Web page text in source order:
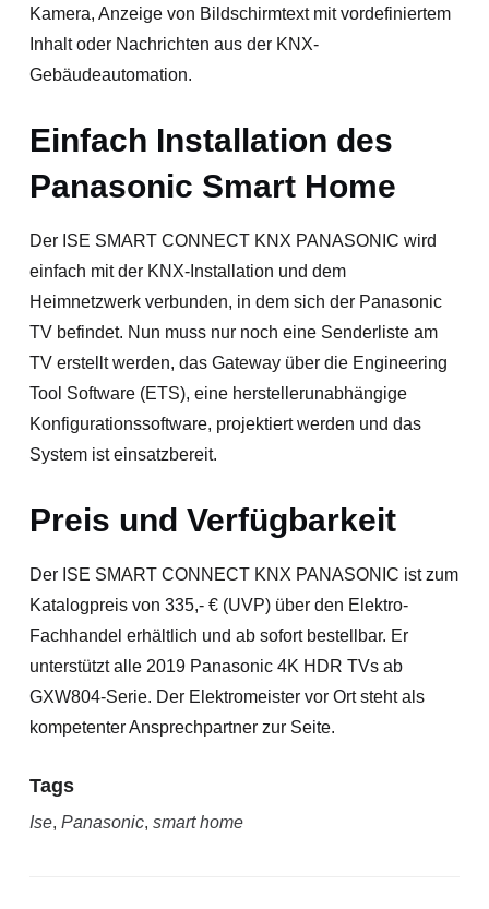
Kamera, Anzeige von Bildschirmtext mit vordefiniertem
Inhalt oder Nachrichten aus der KNX-
Gebäudeautomation.
Einfach Installation des
Panasonic Smart Home
Der ISE SMART CONNECT KNX PANASONIC wird
einfach mit der KNX-Installation und dem
Heimnetzwerk verbunden, in dem sich der Panasonic
TV befindet. Nun muss nur noch eine Senderliste am
TV erstellt werden, das Gateway über die Engineering
Tool Software (ETS), eine herstellerunabhängige
Konfigurationssoftware, projektiert werden und das
System ist einsatzbereit.
Preis und Verfügbarkeit
Der ISE SMART CONNECT KNX PANASONIC ist zum
Katalogpreis von 335,- € (UVP) über den Elektro-
Fachhandel erhältlich und ab sofort bestellbar. Er
unterstützt alle 2019 Panasonic 4K HDR TVs ab
GXW804-Serie. Der Elektromeister vor Ort steht als
kompetenter Ansprechpartner zur Seite.
Tags
Ise, Panasonic, smart home